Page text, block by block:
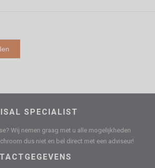
SPECIALIST
Wij nemen graag met u alle mogelijkheden
dus niet en bel direct met een adviseur!